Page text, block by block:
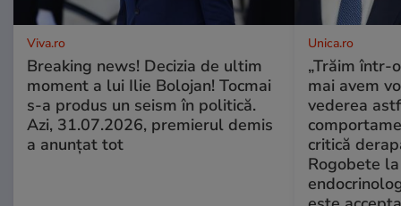
Viva.ro
Breaking news! Decizia de ultim
moment a lui Ilie Bolojan! Tocmai
s-a produs un seism în politică.
Azi, 31.07.2026, premierul demis
a anunțat tot
Unica.ro
„Trăim într-
mai avem
vederea
critică
Rogobete